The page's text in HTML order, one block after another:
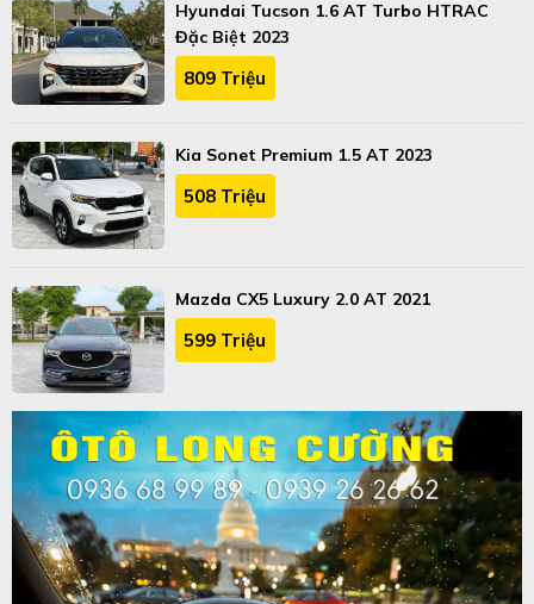
Hyundai Tucson 1.6 AT Turbo HTRAC
Đặc Biệt 2023
809 Triệu
Kia Sonet Premium 1.5 AT 2023
508 Triệu
Mazda CX5 Luxury 2.0 AT 2021
599 Triệu